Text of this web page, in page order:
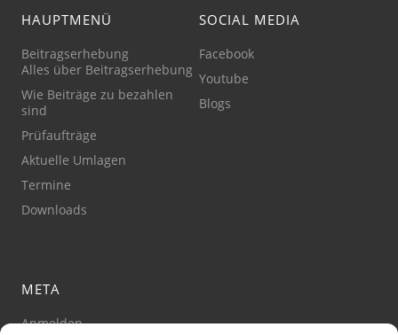
HAUPTMENÜ
Beitragserhebung
Alles über Beitragserhebung
Wie Beiträge zu bezahlen
sind
Prüfaufträge
Aktuelle Umlagen
Termine
Downloads
SOCIAL MEDIA
Facebook
Youtube
Blogs
META
Anmelden